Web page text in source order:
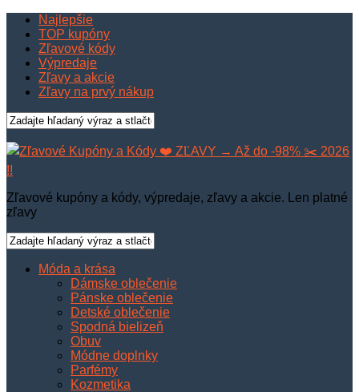
Najlepšie
TOP kupóny
Zľavové kódy
Výpredaje
Zľavy a akcie
Zľavy na prvý nákup
Zľavové kupóny a kódy, výpredaje, zľavy a akcie. Len platné
zľavy
Móda a krása
Dámske oblečenie
Pánske oblečenie
Detské oblečenie
Spodná bielizeň
Obuv
Módne doplnky
Parfémy
Kozmetika